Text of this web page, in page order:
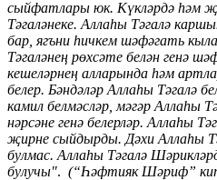
сыйфатлары юк. Күкләрдә һәм
Тәгаләнеке. Аллаһы Тәгалә
бар, ягъни һичкем шәфәгать
Тәгаләнең рөхсәте белән генә
кешеләрнең алларында һәм
белер. Бәндәләр Аллаһы Тәгалә
камил белмәсләр, мәгәр Аллаһы
нәрсәне генә белерләр. Аллаһы
җирне сыйдырды. Дәхи Аллаһы
булмас. Аллаһы Тәгалә
булучы". (“Һәфтияк Шәриф”